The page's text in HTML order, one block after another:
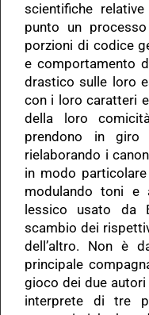
scientifiche
punto un
porzioni di codice
e comportamento
drastico sulle loro
con i loro caratteri
della loro
prendono in giro
rielaborando i
in modo
modulando toni e
lessico usato da
scambio dei
dell’altro. Non è
principale
gioco dei due
interprete di tre